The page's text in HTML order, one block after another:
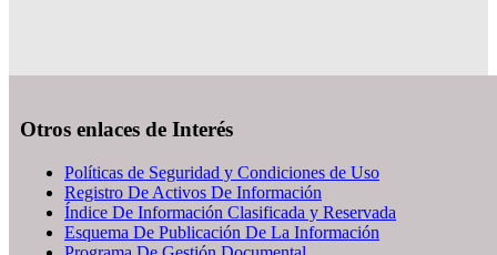
Otros enlaces de Interés
Políticas de Seguridad y Condiciones de Uso
Registro De Activos De Información
Índice De Información Clasificada y Reservada
Esquema De Publicación De La Información